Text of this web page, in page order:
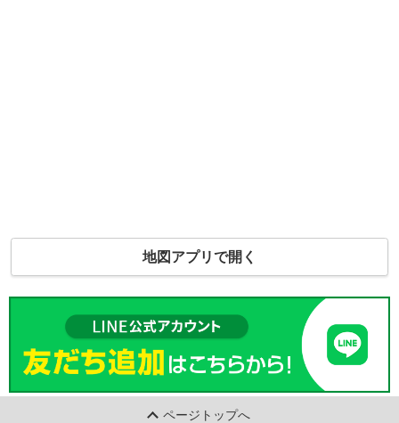
地図アプリで開く
ページトップへ